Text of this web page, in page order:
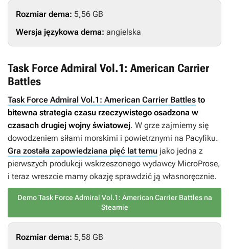
Rozmiar dema: 5,56 GB
Wersja językowa dema: angielska
Task Force Admiral Vol.1: American Carrier
Battles
Task Force Admiral Vol.1: American Carrier Battles to
bitewna strategia czasu rzeczywistego osadzona w
czasach drugiej wojny światowej. W grze zajmiemy się
dowodzeniem siłami morskimi i powietrznymi na Pacyfiku.
Gra została zapowiedziana pięć lat temu jako jedna z
pierwszych produkcji wskrzeszonego wydawcy MicroProse,
i teraz wreszcie mamy okazję sprawdzić ją własnoręcznie.
Demo Task Force Admiral Vol.1: American Carrier Battles na
Steamie
Rozmiar dema: 5,58 GB